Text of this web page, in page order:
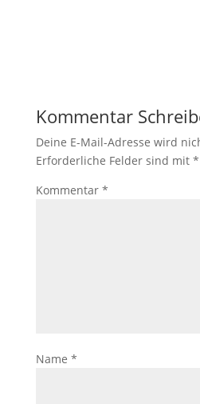
Kommentar
Deine E-Mail-Adresse wird
Erforderliche Felder sind mit *
Kommentar *
Name *